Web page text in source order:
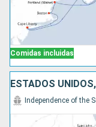
Comidas incluidas
ESTADOS
Independence of the